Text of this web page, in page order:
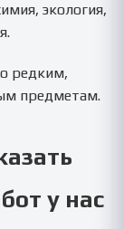
экология,
редким,
предметам.
у нас